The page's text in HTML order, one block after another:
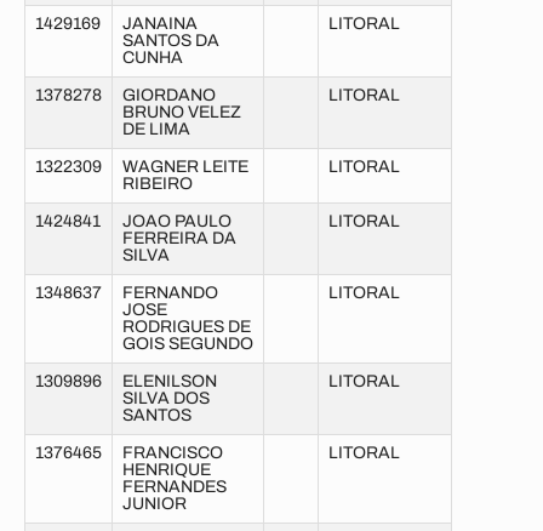
1429169
JANAINA
SANTOS DA
CUNHA
LITORAL
1378278
GIORDANO
BRUNO VELEZ
DE LIMA
LITORAL
1322309
WAGNER LEITE
RIBEIRO
LITORAL
1424841
JOAO PAULO
FERREIRA DA
SILVA
LITORAL
1348637
FERNANDO
JOSE
RODRIGUES DE
GOIS SEGUNDO
LITORAL
1309896
ELENILSON
SILVA DOS
SANTOS
LITORAL
1376465
FRANCISCO
HENRIQUE
FERNANDES
JUNIOR
LITORAL